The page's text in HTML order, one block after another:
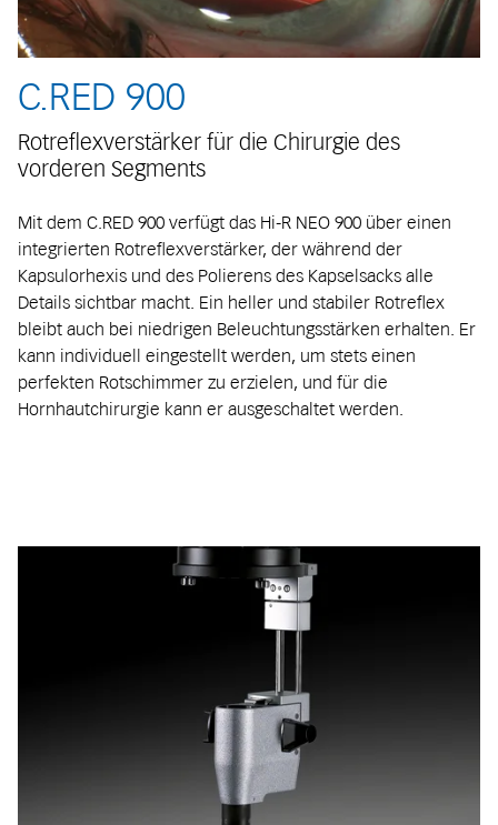
C.RED 900
Rotreflexverstärker für die Chirurgie des
vorderen Segments
Mit dem C.RED 900 verfügt das Hi-R NEO 900 über einen
integrierten Rotreflexverstärker, der während der
Kapsulorhexis und des Polierens des Kapselsacks alle
Details sichtbar macht. Ein heller und stabiler Rotreflex
bleibt auch bei niedrigen Beleuchtungsstärken erhalten. Er
kann individuell eingestellt werden, um stets einen
perfekten Rotschimmer zu erzielen, und für die
Hornhautchirurgie kann er ausgeschaltet werden.